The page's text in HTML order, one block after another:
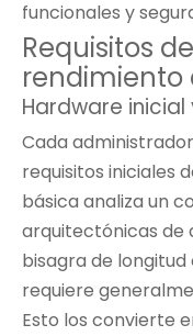
funcionales y
Requisitos
rendimiento
Hardware
Cada
requisitos iniciales
básica analiza un
arquitectónicas de
bisagra de
requiere
Esto los convierte